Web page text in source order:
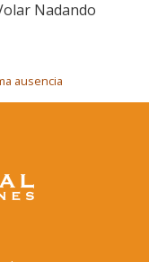
Nadando
ausencia